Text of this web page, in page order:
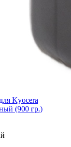
Kyocera
(900 гр.)